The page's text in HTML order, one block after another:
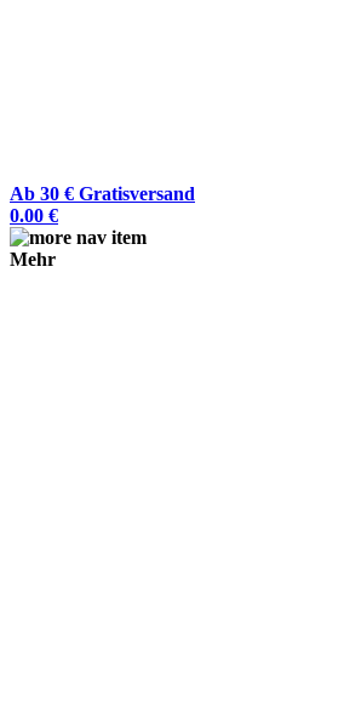
Ab 30 € Gratisversand
0.00 €
Mehr